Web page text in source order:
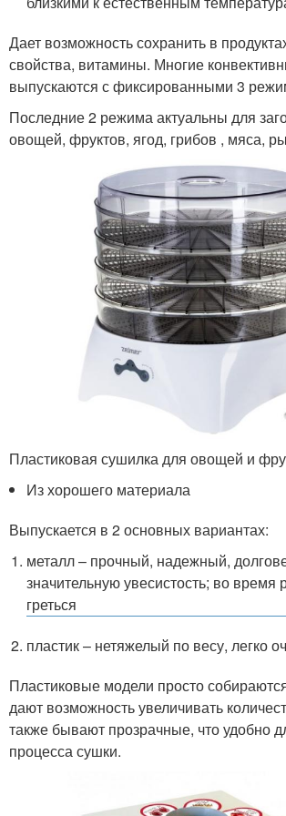
Дает возможность сохранить в
свойства, витамины. Многие
выпускаются с фиксированными 3
Последние 2 режима актуальны для
овощей, фруктов, ягод, грибов , мяса,
Пластиковая сушилка для овощей и
Из хорошего материала
Выпускается в 2 основных вариантах:
металл – прочный, надежный,
значительную увесистость; во время
греться
пластик – нетяжелый по весу, легко
Пластиковые модели просто
дают возможность увеличивать
также бывают прозрачные, что удобно
процесса сушки.